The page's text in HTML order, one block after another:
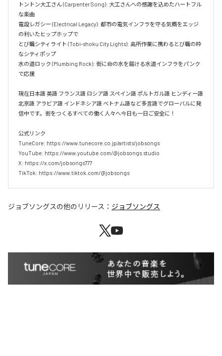
トントン大工さん (Carpenter Song): 大工さんへの感謝を込めたハートフル
な楽曲
電設レガシー (Electrical Legacy): 都市の電気インフラを守る気概をエッジ
の利いたヒップホップで
とび職シティライト (Tobi-shoku City Lights): 高所作業に携わるとび職の粋
なシティポップ
水の道ロック (Plumbing Rock): 街に命の水を届ける水道インフラをパンク
で応援
現在日本語 英語 フランス語 ロシア語 スペイン語 ポルトガル語 ヒンディー語
北京語 アラビア語 インドネシア語 ベトナム語など多言語でグローバルに発
信中です。街をつくるすべての働く人々へ今日も一日ご安全に！
公式リンク
TuneCore: https://www.tunecore.co.jp/artists/jobsongs
YouTube: https://www.youtube.com/@jobsongs.studio
X: https://x.com/jobsongs777
TikTok: https://www.tiktok.com/@jobsongs
ジョブソングスの他のリリース： ジョブソングス